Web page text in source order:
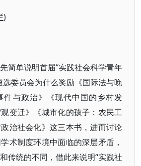
)
简单说明首届“实践社会科学青年
选委员会为什么奖励《国际法与晚
件与政治》《现代中国的乡村发
变迁》《城市化的孩子：农民工
治社会化》这三本书，进而讨论
术制度环境中面临的深层矛盾，
传统的不同，借此来说明“实践社